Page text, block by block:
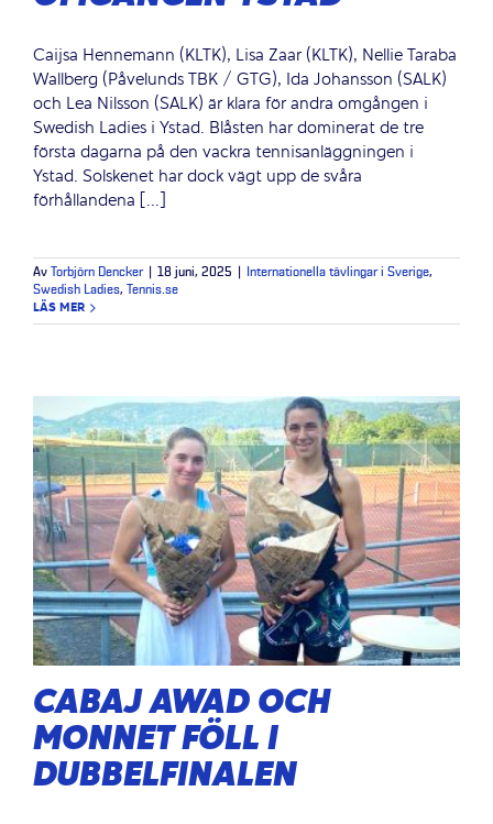
Caijsa Hennemann (KLTK), Lisa Zaar (KLTK), Nellie Taraba
Wallberg (Påvelunds TBK / GTG), Ida Johansson (SALK)
och Lea Nilsson (SALK) är klara för andra omgången i
Swedish Ladies i Ystad. Blåsten har dominerat de tre
första dagarna på den vackra tennisanläggningen i
Ystad. Solskenet har dock vägt upp de svåra
förhållandena [...]
Av Torbjörn Dencker 18 juni, 2025 Internationella tävlingar i Sverige,
Swedish Ladies, Tennis.se
LÄS MER
CABAJ AWAD OCH
MONNET FÖLL I
DUBBELFINALEN